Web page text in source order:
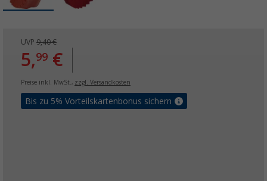
UVP 9,40 €
5,99 €
Preise inkl. MwSt., zzgl. Versandkosten
Bis zu 5% Vorteilskartenbonus sichern